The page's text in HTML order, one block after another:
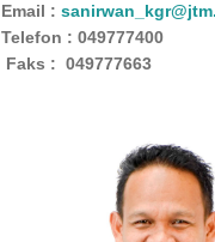
Email :
Telefon : 049777400
Faks : 049777663